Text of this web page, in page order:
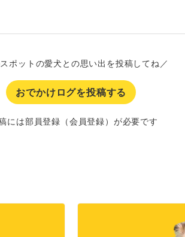
ポットの愛犬との思い出を投稿してね／
おでかけログを投稿する
には部員登録（会員登録）が必要です